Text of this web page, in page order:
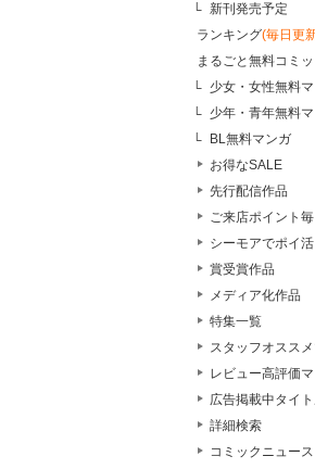
新刊発売予定
ランキング(毎日更
まるごと無料コミッ
少女・女性無料
少年・青年無料
BL無料マンガ
お得なSALE
先行配信作品
ご来店ポイント
シーモアでポイ活
賞受賞作品
メディア化作品
特集一覧
スタッフオスス
レビュー高評価
広告掲載中タイ
詳細検索
コミックニュース